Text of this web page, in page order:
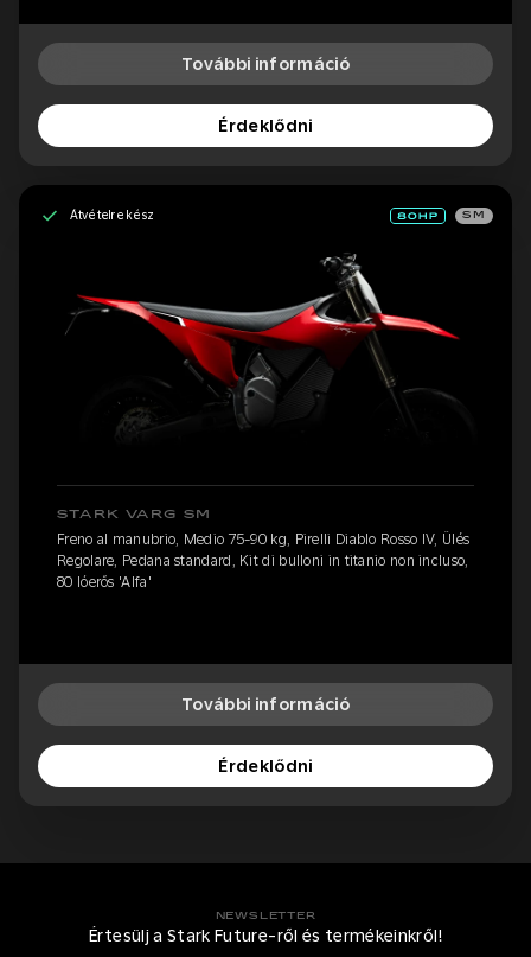
További információ
Érdeklődni
Átvételre kész SM
STARK VARG SM
Freno al manubrio, Medio 75-90 kg, Pirelli Diablo Rosso IV, Ülés
Regolare, Pedana standard, Kit di bulloni in titanio non incluso,
80 lóerős 'Alfa'
További információ
Érdeklődni
NEWSLETTER
Értesülj a Stark Future-ről és termékeinkről!